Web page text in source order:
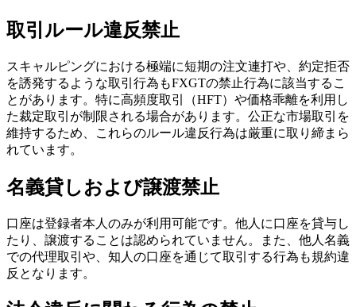
取引ルール違反禁止
スキャルピングにおける極端に短期の注文連打や、約定拒否
を誘発するような取引行為もFXGTの禁止行為に該当するこ
とがあります。特に高頻度取引（HFT）や価格乖離を利用し
た裁定取引が制限される場合があります。公正な市場取引を
維持するため、これらのルール違反行為は厳重に取り締まら
れています。
名義貸しおよび譲渡禁止
口座は登録者本人のみが利用可能です。他人に口座を貸与し
たり、譲渡することは認められていません。また、他人名義
での代理取引や、知人の口座を通じて取引する行為も規約違
反となります。